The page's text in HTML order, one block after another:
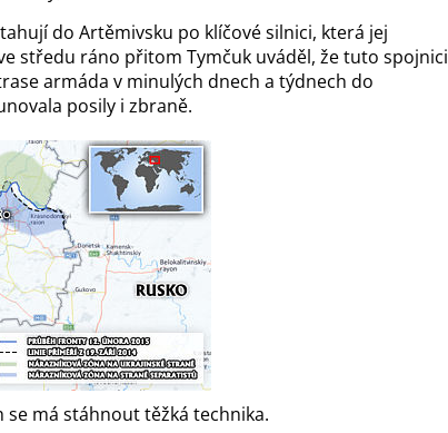
do Artěmivsku po klíčové silnici, která jej
středu ráno přitom Tymčuk uváděl, že tuto spojnici
armáda v minulých dnech a týdnech do
posily i zbraně.
se má stáhnout těžká technika.